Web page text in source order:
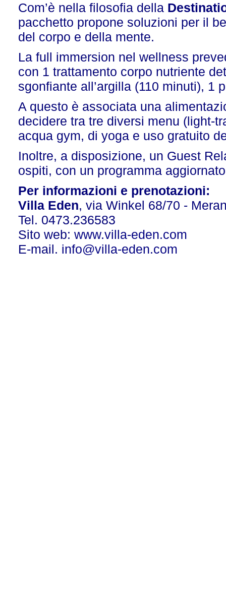
Com’è nella filosofia della
pacchetto propone soluzioni per il
del corpo e della mente.
La full immersion nel wellness
con 1 trattamento corpo nutriente
sgonfiante all’argilla (110 minuti), 1
A questo è associata una
decidere tra tre diversi menu (light-
acqua gym, di yoga e uso gratuito
Inoltre, a disposizione, un Guest
ospiti, con un programma
Per informazioni e prenotazioni:
Villa Eden, via Winkel 68/70 -
Tel. 0473.236583
Sito web: www.villa-eden.com
E-mail. info@villa-eden.com